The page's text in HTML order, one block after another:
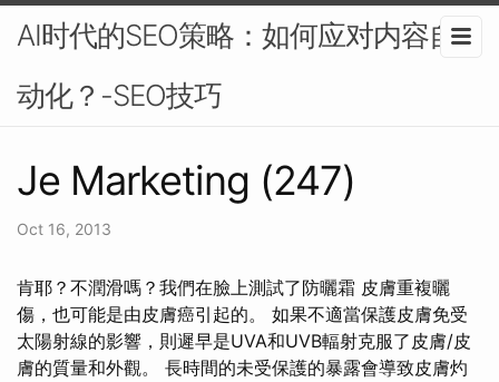
AI时代的SEO策略：如何应对内容自
动化？-SEO技巧
Je Marketing (247)
Oct 16, 2013
肯耶？不潤滑嗎？我們在臉上測試了防曬霜 皮膚重複曬
傷，也可能是由皮膚癌引起的。 如果不適當保護皮膚免受
太陽射線的影響，則遲早是UVA和UVB輻射克服了皮膚/皮
膚的質量和外觀。 長時間的未受保護的暴露會導致皮膚灼